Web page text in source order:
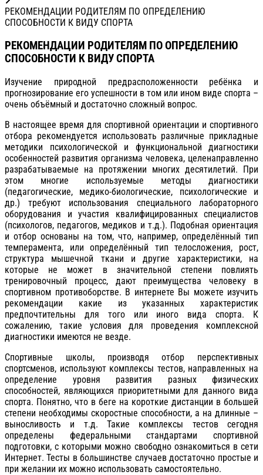
РЕКОМЕНДАЦИИ РОДИТЕЛЯМ ПО ОПРЕДЕЛЕНИЮ
СПОСОБНОСТИ К ВИДУ СПОРТА
РЕКОМЕНДАЦИИ РОДИТЕЛЯМ ПО ОПРЕДЕЛЕНИЮ
СПОСОБНОСТИ К ВИДУ СПОРТА
Изучение природной предрасположенности ребёнка и
прогнозирование его успешности в том или ином виде спорта –
очень объёмный и достаточно сложный вопрос.
В настоящее время для спортивной ориентации и спортивного
отбора рекомендуется использовать различные прикладные
методики психологической и функциональной диагностики
особенностей развития организма человека, целенаправленно
разрабатываемые на протяжении многих десятилетий. При
этом многие используемые методы диагностики
(педагогические, медико-биологические, психологические и
др.) требуют использования специального лабораторного
оборудования и участия квалифицированных специалистов
(психологов, педагогов, медиков и т.д.). Подобная ориентация
и отбор основаны на том, что, например, определённый тип
темперамента, или определённый тип телосложения, рост,
структура мышечной ткани и другие характеристики, на
которые не может в значительной степени повлиять
тренировочный процесс, дают преимущества человеку в
спортивном противоборстве. В интернете Вы можете изучить
рекомендации какие из указанных характеристик
предпочтительны для того или иного вида спорта. К
сожалению, такие условия для проведения комплексной
диагностики имеются не везде.
Спортивные школы, производя отбор перспективных
спортсменов, используют комплексы тестов, направленных на
определение уровня развития разных физических
способностей, являющихся приоритетными для данного вида
спорта. Понятно, что в беге на короткие дистанции в большей
степени необходимы скоростные способности, а на длинные –
выносливость и т.д. Такие комплексы тестов сегодня
определены федеральными стандартами спортивной
подготовки, с которыми можно свободно ознакомиться в сети
Интернет. Тесты в большинстве случаев достаточно простые и
при желании их можно использовать самостоятельно.